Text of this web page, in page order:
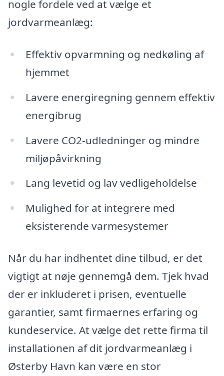
nogle fordele ved at vælge et
jordvarmeanlæg:
Effektiv opvarmning og nedkøling af
hjemmet
Lavere energiregning gennem effektiv
energibrug
Lavere CO2-udledninger og mindre
miljøpåvirkning
Lang levetid og lav vedligeholdelse
Mulighed for at integrere med
eksisterende varmesystemer
Når du har indhentet dine tilbud, er det
vigtigt at nøje gennemgå dem. Tjek hvad
der er inkluderet i prisen, eventuelle
garantier, samt firmaernes erfaring og
kundeservice. At vælge det rette firma til
installationen af dit jordvarmeanlæg i
Østerby Havn kan være en stor